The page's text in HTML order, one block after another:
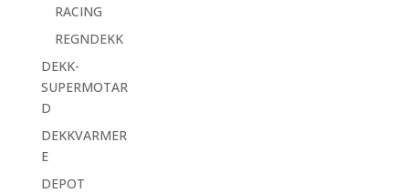
RACING
REGNDEKK
DEKK-
SUPERMOTAR
D
DEKKVARMER
E
DEPOT